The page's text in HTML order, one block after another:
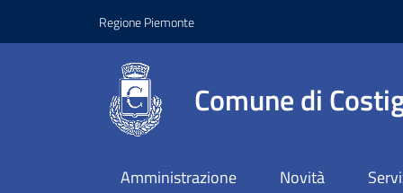
Regione Piemonte
Comune di
Amministrazione Novità